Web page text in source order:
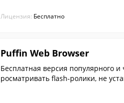
Лицензия: Бесплатно
Puffin Web Browser
Бесплатная версия популярного
росматривать flash-ролики, не